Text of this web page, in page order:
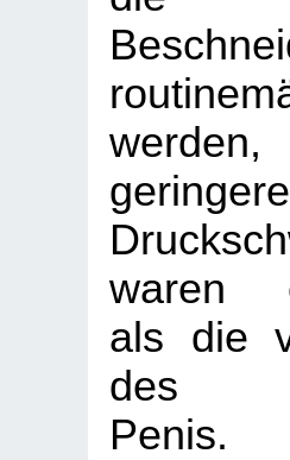
geringere
waren
als die
des
Penis.